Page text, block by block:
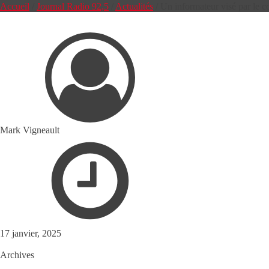
Accueil Journal Radio 92,5 Actualités
Mark Vigneault
17 janvier, 2025
Archives